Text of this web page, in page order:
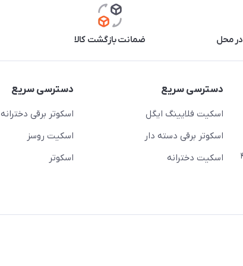
محل ضمانت بازگشت کالا
منیریه پلاک ۴
دسترسی سریع
اسکیت فلایینگ ایگل
اسکوتر برقی دسته دار
اسکیت دخترانه
دسترسی سریع
اسکوتر برقی دخترانه
اسکیت روسز
اسکوتر